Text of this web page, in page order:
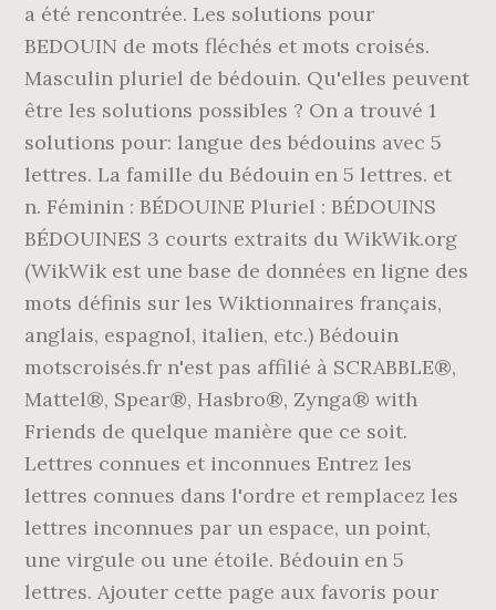
a été rencontrée. Les solutions pour
BEDOUIN de mots fléchés et mots croisés.
Masculin pluriel de bédouin. Qu'elles peuvent
être les solutions possibles ? On a trouvé 1
solutions pour: langue des bédouins avec 5
lettres. La famille du Bédouin en 5 lettres. et
n. Féminin : BÉDOUINE Pluriel : BÉDOUINS
BÉDOUINES 3 courts extraits du WikWik.org
(WikWik est une base de données en ligne des
mots définis sur les Wiktionnaires français,
anglais, espagnol, italien, etc.) Bédouin
motscroisés.fr n'est pas affilié à SCRABBLE®,
Mattel®, Spear®, Hasbro®, Zynga® with
Friends de quelque manière que ce soit.
Lettres connues et inconnues Entrez les
lettres connues dans l'ordre et remplacez les
lettres inconnues par un espace, un point,
une virgule ou une étoile. Bédouin en 5
lettres. Ajouter cette page aux favoris pour